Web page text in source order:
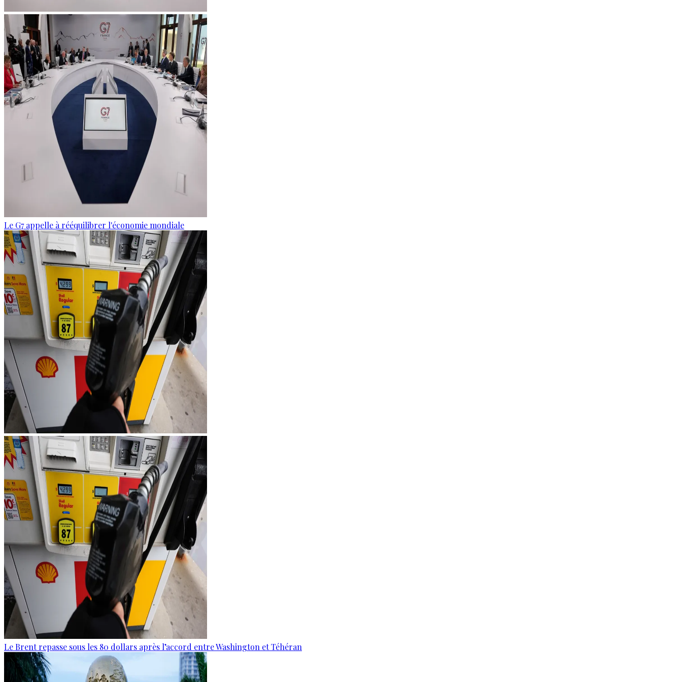
Le G7 appelle à rééquilibrer l'économie mondiale
Le Brent repasse sous les 80 dollars après l’accord entre Washington et Téhéran